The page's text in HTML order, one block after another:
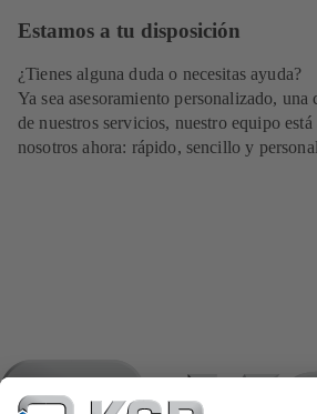
Estamos a tu disposición
¿Tienes alguna duda o necesitas ayuda?
Ya sea asesoramiento personalizado,
de nuestros servicios, nuestro equipo
nosotros ahora: rápido, sencillo y